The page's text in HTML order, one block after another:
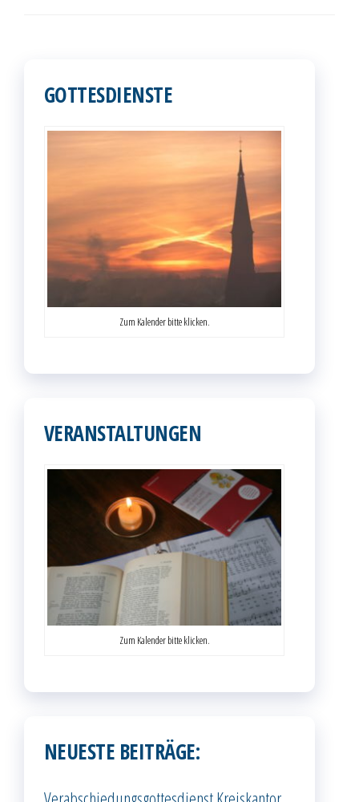
GOTTESDIENSTE
Zum Kalender bitte klicken.
VERANSTALTUNGEN
Zum Kalender bitte klicken.
NEUESTE BEITRÄGE: